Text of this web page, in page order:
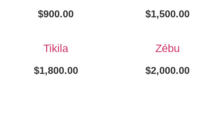
$900.00 $1,500.00
Tikila
$1,800.00
Zébu
$2,000.00